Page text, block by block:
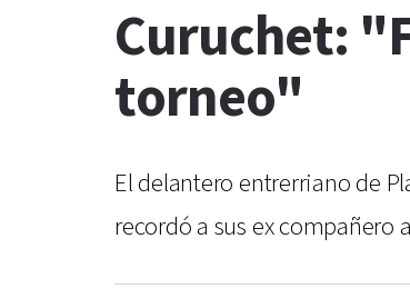
Curuchet:
torneo"
El delantero entrerriano de
recordó a sus ex compañero